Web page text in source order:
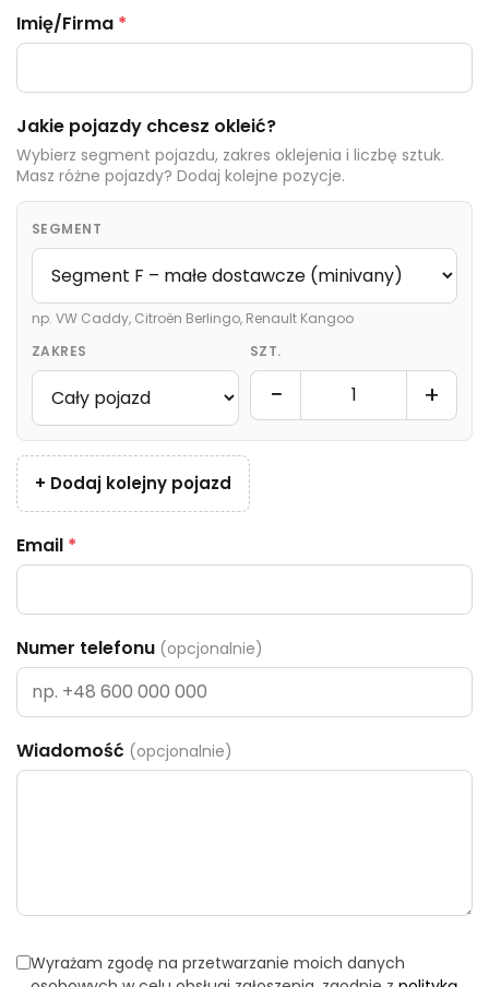
Imię/Firma *
Jakie pojazdy chcesz okleić?
Wybierz segment pojazdu, zakres oklejenia i liczbę sztuk.
Masz różne pojazdy? Dodaj kolejne pozycje.
SEGMENT
np. VW Caddy, Citroën Berlingo, Renault Kangoo
ZAKRES
SZT.
− +
+ Dodaj kolejny pojazd
Email *
Numer telefonu (opcjonalnie)
Wiadomość (opcjonalnie)
Wyrażam zgodę na przetwarzanie moich danych